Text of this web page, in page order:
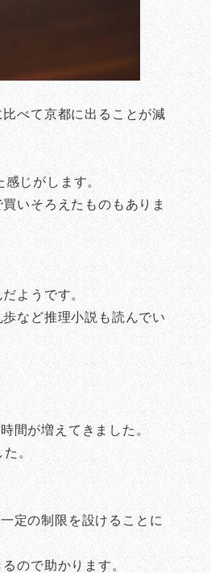
べて京都に出ることが減
じがします。
いそろえたものもありま
ようです。
など推理小説も読んでい
間が増えてきました。
。
定の制限を設けることに
ので助かります。